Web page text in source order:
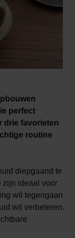
perfect
drie favorieten
routine
diepgaand te
zijn ideaal voor
wil tegengaan
wil verbeteren.